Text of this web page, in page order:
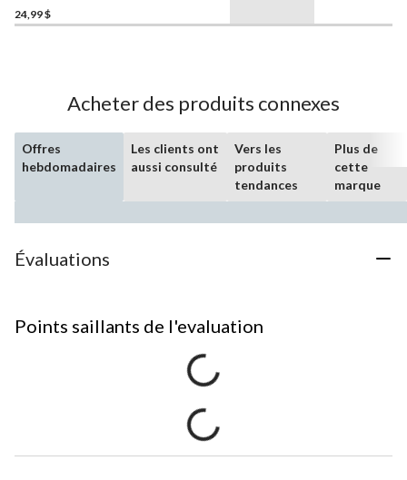
24,99 $
Acheter des produits connexes
Offres
hebdomadaires
Les clients ont
aussi consulté
Vers les
produits
tendances
Plus de
cette
marque
Évaluations
Points saillants de l'evaluation